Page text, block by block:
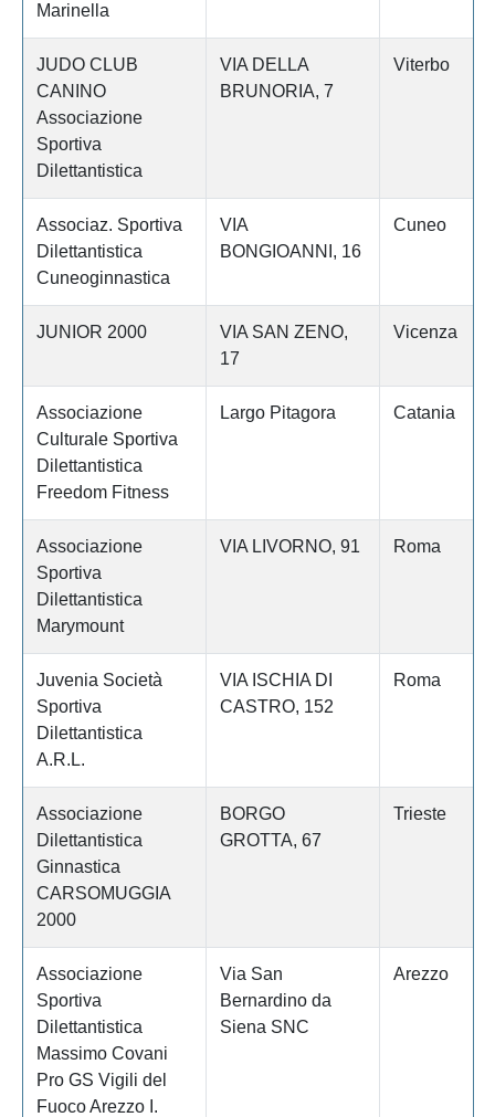
Marinella
JUDO CLUB
CANINO
Associazione
Sportiva
Dilettantistica
VIA DELLA
BRUNORIA, 7
Viterbo
Associaz. Sportiva
Dilettantistica
Cuneoginnastica
VIA
BONGIOANNI, 16
Cuneo
JUNIOR 2000
VIA SAN ZENO,
17
Vicenza
Associazione
Culturale Sportiva
Dilettantistica
Freedom Fitness
Largo Pitagora Catania
Associazione
Sportiva
Dilettantistica
Marymount
VIA LIVORNO, 91 Roma
Juvenia Società
Sportiva
Dilettantistica
A.R.L.
VIA ISCHIA DI
CASTRO, 152
Roma
Associazione
Dilettantistica
Ginnastica
CARSOMUGGIA
2000
BORGO
GROTTA, 67
Trieste
Associazione
Sportiva
Dilettantistica
Massimo Covani
Pro GS Vigili del
Fuoco Arezzo I.
Via San
Bernardino da
Siena SNC
Arezzo